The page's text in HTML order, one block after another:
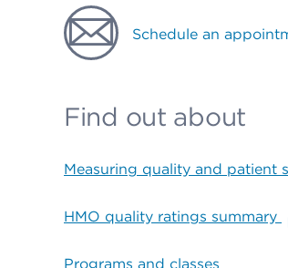
Schedule an
Find out about
Measuring quality and patient
HMO quality ratings summary
Programs and classes